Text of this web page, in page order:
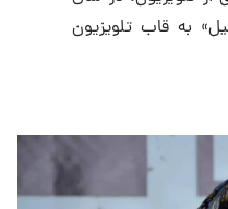
به قاب تلویزیون